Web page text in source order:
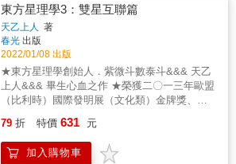
懂，同時也讓風水年輕化。 3、風水不侷限在
有錢人，提供小資族也可以擁有風水好宅的獨
家祕法。
食安問題嚴重的今天，能夠使用本書所教的方
法去檢測食物，為自己的健康把關。 這是能量
學裡面的一本簡單易懂的書，只要您按照本書
所教的步驟，一步一步的學習，就能夠輕鬆的
使用這套靈擺探測術，幫助讀者們的生活更加
美好，趨吉避凶，心想事成。
東方星理學3：雙星互聯篇
天乙上人 著
春光 出版
2022/01/08 出版
★東方星理學創始人．紫微斗數泰斗&&& 天乙
上人&&& 畢生心血之作 ★榮獲二〇一三年歐盟
（比利時）國際發明展（文化類）金牌獎、羅
總會金牌獎 ★融合古老智慧和現代元素，解譯
個人潛能與人生曲線的說明書！ 瞭解自己人格
特質的優劣點，預知人生曲線高低處， 為的不
79 折 特價 631 元
加入購物車